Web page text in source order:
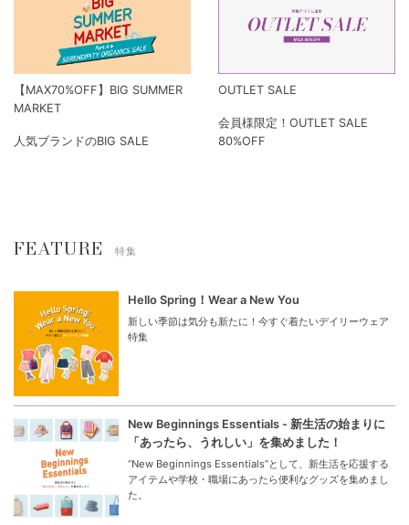
【MAX70%OFF】BIG SUMMER
MARKET
人気ブランドのBIG SALE
OUTLET SALE
会員様限定！OUTLET SALE
80%OFF
FEATURE 特集
Hello Spring！Wear a New You
新しい季節は気分も新たに！今すぐ着たいデイリーウェア
特集
New Beginnings Essentials - 新生活の始まりに
「あったら、うれしい」を集めました！
“New Beginnings Essentials”として、新生活を応援する
アイテムや学校・職場にあったら便利なグッズを集めまし
た。